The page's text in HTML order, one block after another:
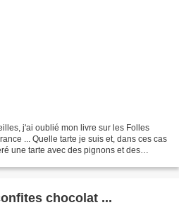
j'ai oublié mon livre sur les Folles
... Quelle tarte je suis et, dans ces cas
une tarte avec des pignons et des
chocolat ...